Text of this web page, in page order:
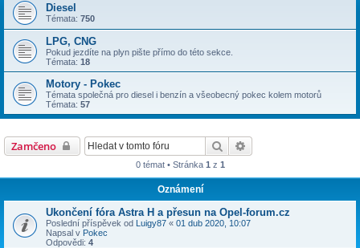
Diesel
Témata: 750
LPG, CNG
Pokud jezdíte na plyn pište přímo do této sekce.
Témata: 18
Motory - Pokec
Témata společná pro diesel i benzín a všeobecný pokec kolem motorů
Témata: 57
Zamčeno Hledat
0 témat • Stránka 1 z 1
Oznámení
Ukončení fóra Astra H a přesun na Opel-forum.cz
Poslední příspěvek od Luigy87 « 01 dub 2020, 10:07
Napsal v Pokec
Odpovědi: 4